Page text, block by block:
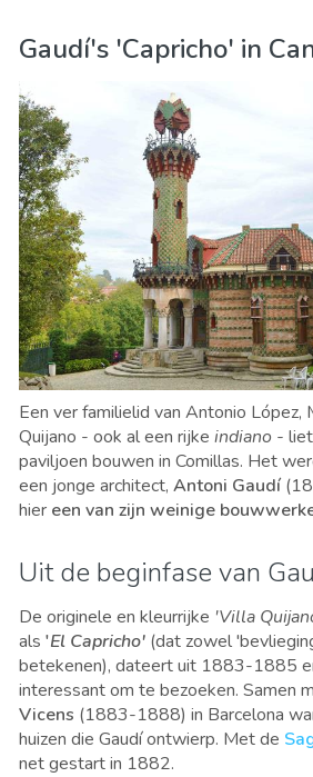
Gaudí's 'Capricho' in
Een ver familielid van Antonio López,
Quijano - ook al een rijke indiano -
paviljoen bouwen in Comillas. Het
een jonge architect, Antoni Gaudí
hier een van zijn weinige
Uit de beginfase van
De originele en kleurrijke 'Villa
als 'El Capricho' (dat zowel
betekenen), dateert uit 1883-1885
interessant om te bezoeken. Samen
Vicens (1883-1888) in Barcelona
huizen die Gaudí ontwierp. Met de
net gestart in 1882.